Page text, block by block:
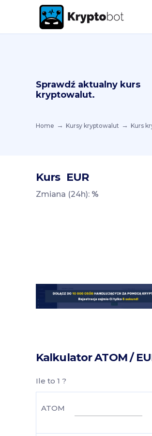
Sprawdź aktualny kurs
kryptowalut.
Home Kursy kryptowalut Kurs
Kurs EUR
Zmiana (24h): %
Kalkulator ATOM /
Ile to 1 ?
ATOM